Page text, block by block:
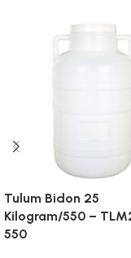
Tulum Bidon 25
Kilogram/550 –
550